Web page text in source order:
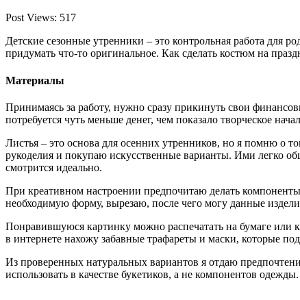
Post Views: 517
Детские сезонные утренники – это контрольная работа для
придумать что-то оригинальное. Как сделать костюм на
Материалы
Принимаясь за работу, нужно сразу прикинуть свои
потребуется чуть меньше денег, чем показало творческое
Листья – это основа для осенних утренников, но я помню о
рукоделия и покупаю искусственные варианты. Ими легко
смотрится идеально.
При креативном настроении предпочитаю делать
необходимую форму, вырезаю, после чего могу данные
Понравившуюся картинку можно распечатать на бумаге
в интернете нахожу забавные трафареты и маски, которые
Из проверенных натуральных вариантов я отдаю
использовать в качестве букетиков, а не компонентов одежды.